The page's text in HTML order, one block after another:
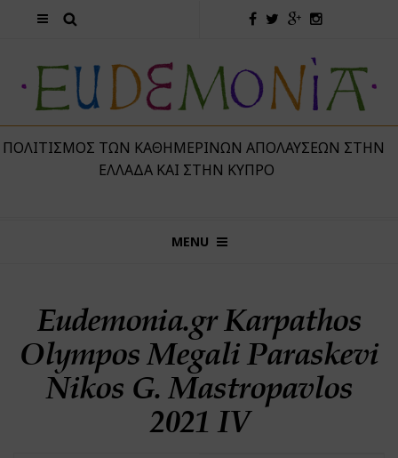
ΤΩΝ ΚΑΘΗΜΕΡΙΝΏΝ ΑΠΟΛΑΎΣΕΩΝ ΣΤΗΝ
ΕΛΛΆΔΑ ΚΑΙ ΣΤΗΝ ΚΎΠΡΟ
MENU
Eudemonia.gr Karpathos
Olympos Megali Paraskevi
Nikos G. Mastropavlos
2021 IV